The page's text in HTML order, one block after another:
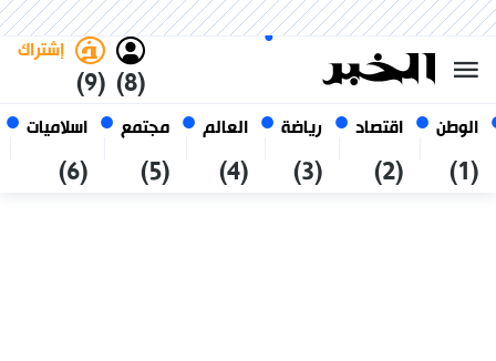
الوطن
(1)
اقتصاد
(2)
رياضة
(3)
العالم
(4)
مجتمع
(5)
اسلاميات
(6)
(8)
إشتراك
(9)
06 أغسطس 2026
الجزائر